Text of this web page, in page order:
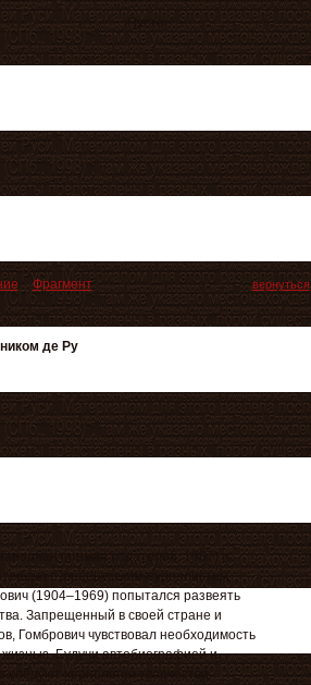
Пусто
Фрагмент вернуться
де Ру
премия издателей, 1967) и
с французским журналистом,
(1904–1969) попытался развеять
Запрещенный в своей стране и
Гомбрович чувствовал необходимость
Будучи автобиографией и
хронологии творчества